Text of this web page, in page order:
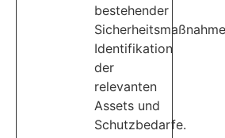
bestehender
Identifikation
der
relevanten
Assets und
Schutzbedarfe.